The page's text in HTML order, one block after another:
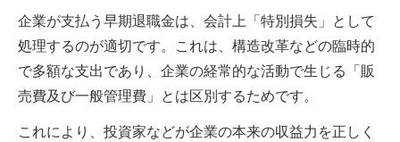
企業が支払う早期退職金は、会計上「特別損失」として
処理するのが適切です。これは、構造改革などの臨時的
で多額な支出であり、企業の経常的な活動で生じる「販
売費及び一般管理費」とは区別するためです。
これにより、投資家などが企業の本来の収益力を正しく